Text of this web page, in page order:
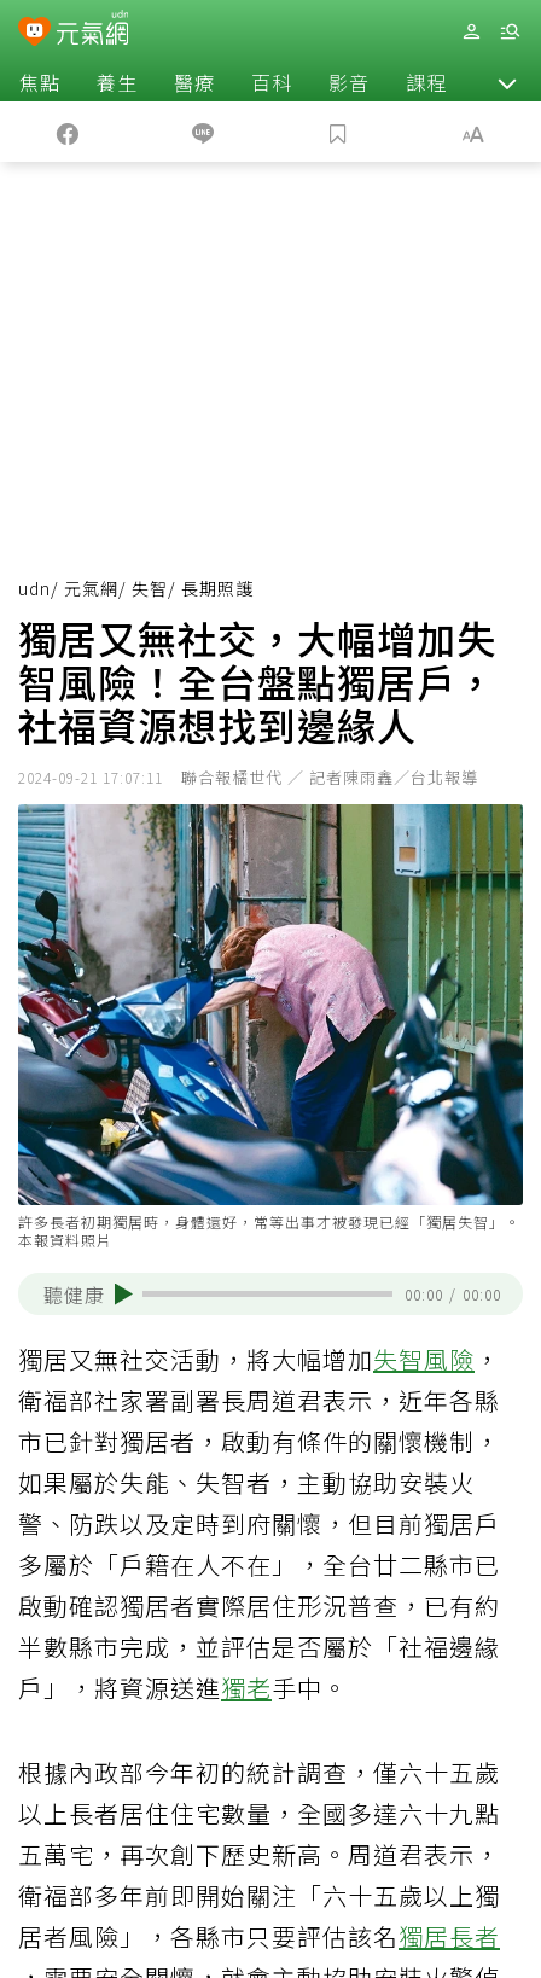
焦點 養生 醫療 百科 影音 課程 退休
udn/ 元氣網/ 失智/ 長期照護
獨居又無社交，大幅增加失
智風險！全台盤點獨居戶，
社福資源想找到邊緣人
2024-09-21 17:07:11 聯合報橘世代 ／ 記者陳雨鑫／台北報導
許多長者初期獨居時，身體還好，常等出事才被發現已經「獨居失智」。
本報資料照片
聽健康 00:00 / 00:00
獨居又無社交活動，將大幅增加失智風險 ，
衛福部社家署副署長周道君表示，近年各縣
市已針對獨居者，啟動有條件的關懷機制，
如果屬於失能、失智者，主動協助安裝火
警、防跌以及定時到府關懷，但目前獨居戶
多屬於「戶籍在人不在」，全台廿二縣市已
啟動確認獨居者實際居住形況普查，已有約
半數縣市完成，並評估是否屬於「社福邊緣
戶」，將資源送進獨老手中。
根據內政部今年初的統計調查，僅六十五歲
以上長者居住住宅數量，全國多達六十九點
五萬宅，再次創下歷史新高。周道君表示，
衛福部多年前即開始關注「六十五歲以上獨
居者風險」，各縣市只要評估該名獨居長者